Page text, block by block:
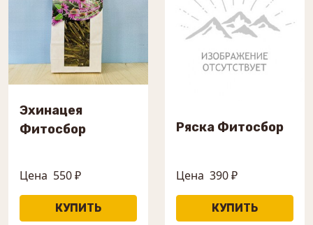
Эхинацея
Фитосбор
Цена 550 ₽
Ряска Фитосбор
Цена 390 ₽